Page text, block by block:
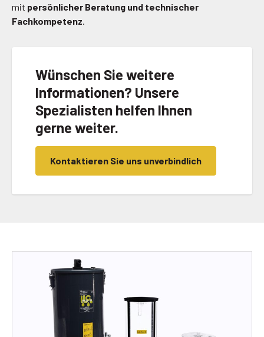
mit persönlicher Beratung und technischer
Fachkompetenz.
Wünschen Sie weitere
Informationen? Unsere
Spezialisten helfen Ihnen
gerne weiter.
Kontaktieren Sie uns unverbindlich